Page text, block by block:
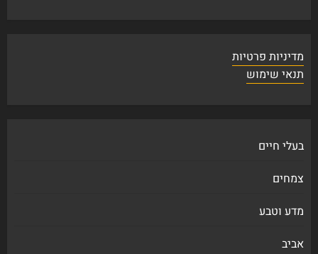
מדיניות פרטיות
תנאי שימוש
בעלי חיים
צמחים
מדע וטבע
אביב